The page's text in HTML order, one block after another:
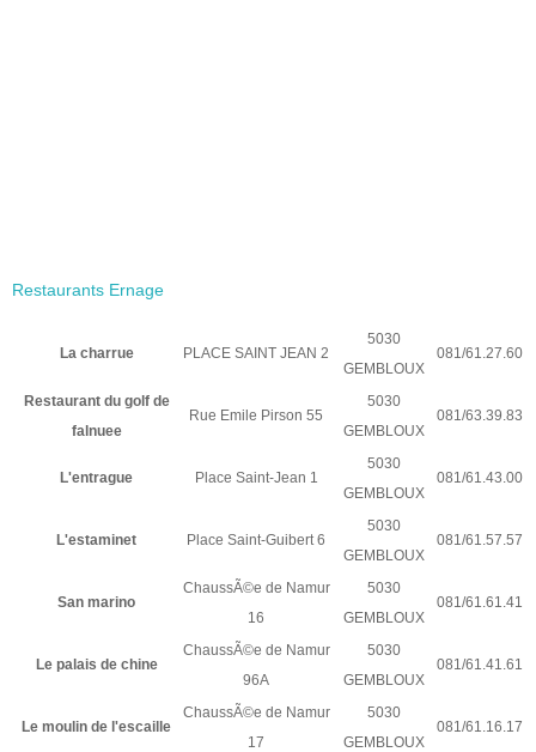
Restaurants Ernage
La charrue PLACE SAINT JEAN 2
5030
GEMBLOUX
081/61.27.60
Restaurant du golf de
falnuee
Rue Emile Pirson 55
5030
GEMBLOUX
081/63.39.83
L'entrague Place Saint-Jean 1
5030
GEMBLOUX
081/61.43.00
L'estaminet Place Saint-Guibert 6
5030
GEMBLOUX
081/61.57.57
San marino
ChaussÃ©e de Namur
16
5030
GEMBLOUX
081/61.61.41
Le palais de chine
ChaussÃ©e de Namur
96A
5030
GEMBLOUX
081/61.41.61
Le moulin de l'escaille
ChaussÃ©e de Namur
17
5030
GEMBLOUX
081/61.16.17